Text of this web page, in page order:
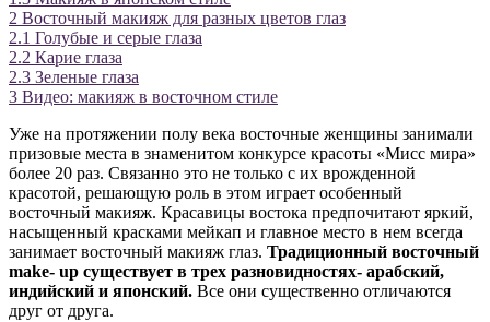
2 Восточный макияж для разных цветов глаз
2.1 Голубые и серые глаза
2.2 Карие глаза
2.3 Зеленые глаза
3 Видео: макияж в восточном стиле
Уже на протяжении полу века восточные женщины занимали
призовые места в знаменитом конкурсе красоты «Мисс мира»
более 20 раз. Связанно это не только с их врожденной
красотой, решающую роль в этом играет особенный
восточный макияж. Красавицы востока предпочитают яркий,
насыщенный красками мейкап и главное место в нем всегда
занимает восточный макияж глаз. Традиционный восточный
make- up существует в трех разновидностях- арабский,
индийский и японский. Все они существенно отличаются
друг от друга.